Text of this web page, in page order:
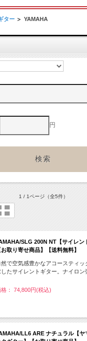
ター > YAMAHA
円
1 / 1ページ（全5件）
SLG 200N NT【サイレン
お取り寄せ商品】【送料無料】
然で空気感豊かなアコースティッ
したサイレントギター。ナイロン
格： 74,800円(税込)
LL6 ARE ナチュラル【ヤ